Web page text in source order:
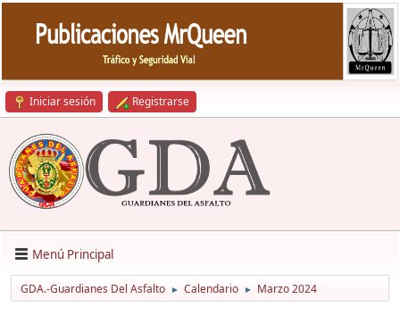
Iniciar sesión Registrarse
Menú Principal
GDA.-Guardianes Del Asfalto ► Calendario ► Marzo 2024